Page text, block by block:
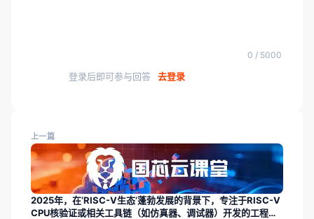
0 / 5000
登录后即可参与回答 去登录
上一篇
2025年，在‘RISC-V生态’蓬勃发展的背景下，专注于RISC-V
CPU核验证或相关工具链（如仿真器、调试器）开发的工程